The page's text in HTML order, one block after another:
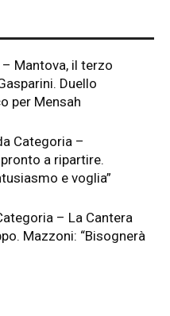
– Mantova, il terzo
Duello
per Mensah
Categoria –
a ripartire.
e voglia”
– La Cantera
Mazzoni: “Bisognerà